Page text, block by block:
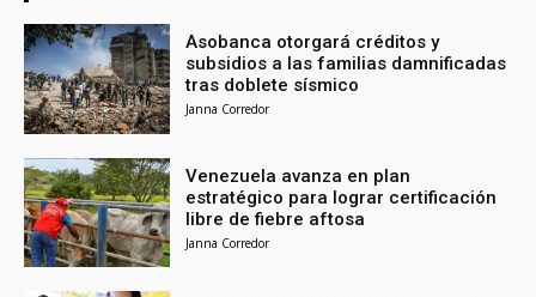
Asobanca otorgará créditos y
subsidios a las familias damnificadas
tras doblete sísmico
Janna Corredor
Venezuela avanza en plan
estratégico para lograr certificación
libre de fiebre aftosa
Janna Corredor